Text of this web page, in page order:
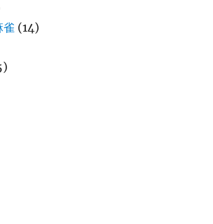
雀 (14)